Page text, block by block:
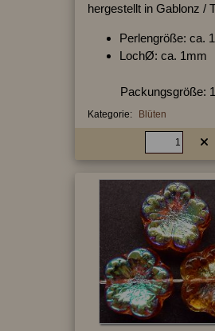
hergestellt in Gablonz /
Perlengröße: ca.
LochØ: ca. 1mm
Packungsgröße:
Kategorie: Blüten